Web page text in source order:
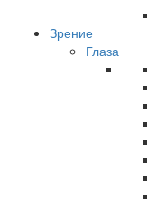
Зрение
Глаза